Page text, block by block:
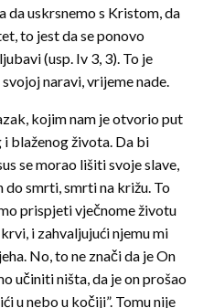
da uskrsnemo s Kristom, da
to jest da se ponovo
(usp. Iv 3, 3). To je
naravi, vrijeme nade.
kojim nam je otvorio put
blaženog života. Da bi
se morao lišiti svoje slave,
smrti, smrti na križu. To
prispjeti vječnome životu
i zahvaljujući njemu mi
No, to ne znači da je On
učiniti ništa, da je on prošao
u nebo u kočiji”. Tomu nije